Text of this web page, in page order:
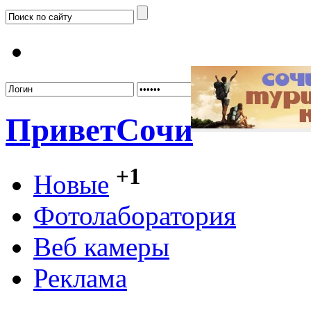
ПриветСочи
Новые +1
Фотолаборатория
Веб камеры
Реклама